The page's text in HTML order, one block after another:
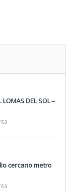
LOMAS DEL SOL –
cercano metro